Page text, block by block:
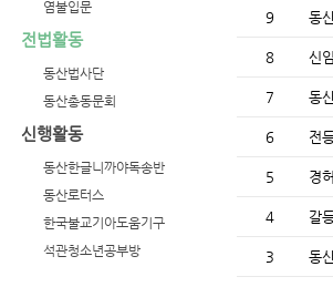
염불입문
전법활동
동산법사단
동산총동문회
신행활동
동산한글니까야독송반
동산로터스
한국불교기아도움기구
석관청소년공부방
9 동
8 신
7 동
6 전
5 경
4 갈
3 동